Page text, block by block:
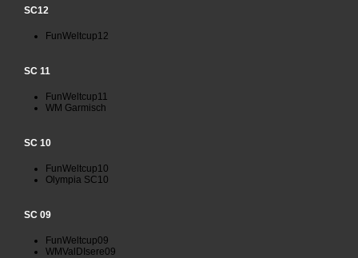
SC12
FunWeltcup12
SC 11
FunWeltcup11
WM Garmisch
SC 10
FunWeltcup10
Olympia SC10
SC 09
FunWeltcup09
WMValDIsere09